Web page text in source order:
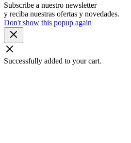
Subscribe a nuestro newsletter
y reciba nuestras ofertas y novedades.
Don't show this popup again
Successfully added to your cart.